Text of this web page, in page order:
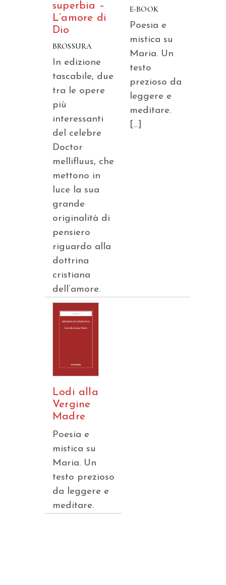
superbia –
L’amore di
Dio
BROSSURA
In edizione
tascabile, due
tra le opere
più
interessanti
del celebre
Doctor
mellifluus, che
mettono in
luce la sua
grande
originalità di
pensiero
riguardo alla
dottrina
cristiana
dell’amore.
E-BOOK
Poesia e
mistica su
Maria. Un
testo
prezioso da
leggere e
meditare.
[…]
Lodi alla
Vergine
Madre
Poesia e
mistica su
Maria. Un
testo prezioso
da leggere e
meditare.